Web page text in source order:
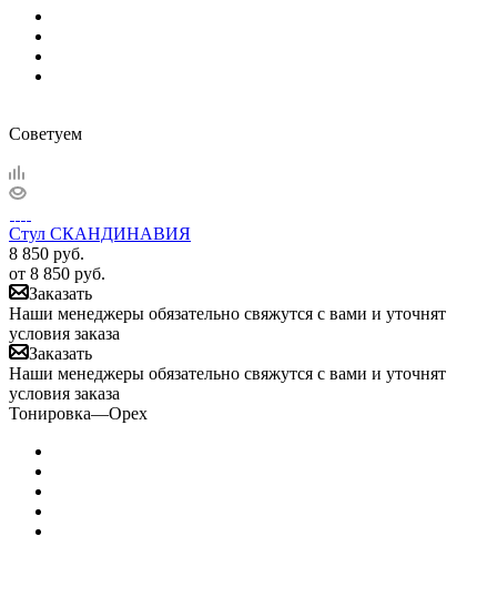
Советуем
Стул СКАНДИНАВИЯ
8 850 руб.
от 8 850 руб.
Заказать
Наши менеджеры обязательно свяжутся с вами и уточнят
условия заказа
Заказать
Наши менеджеры обязательно свяжутся с вами и уточнят
условия заказа
Тонировка—Орех